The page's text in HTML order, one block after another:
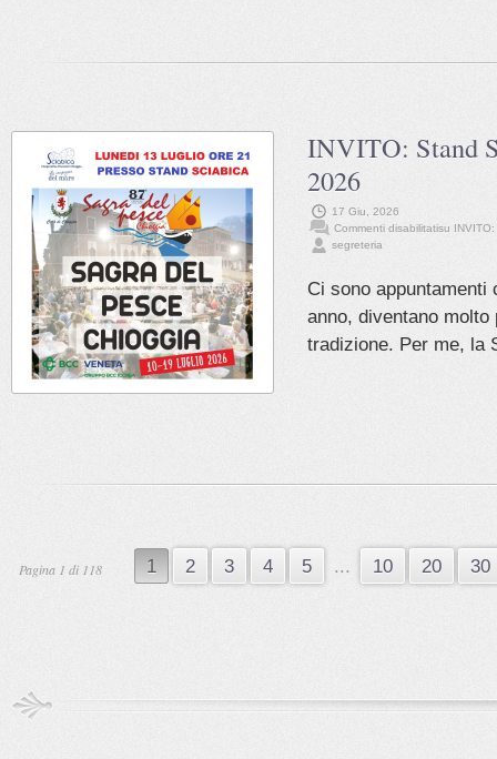
INVITO: Stand
2026
17 Giu, 2026
Commenti disabilitatisu
segreteria
Ci sono appuntamenti
anno, diventano
tradizione. Per me, la
Pagina 1 di 118 1 2 3 4 5 ... 10 20 30